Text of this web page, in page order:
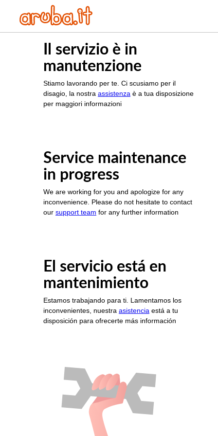
Il servizio è in
manutenzione
Stiamo lavorando per te. Ci scusiamo per il
disagio, la nostra assistenza è a tua disposizione
per maggiori informazioni
Service maintenance
in progress
We are working for you and apologize for any
inconvenience. Please do not hesitate to contact
our support team for any further information
El servicio está en
mantenimiento
Estamos trabajando para ti. Lamentamos los
inconvenientes, nuestra asistencia está a tu
disposición para ofrecerte más información